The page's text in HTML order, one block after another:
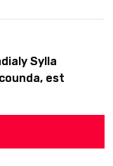
Sylla
est